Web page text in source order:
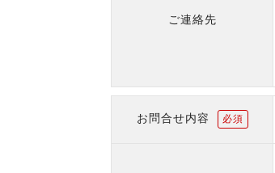
ご連絡先
お問合せ内容 必須